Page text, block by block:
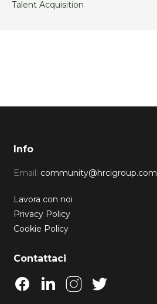
Talent Acquisition
Info
Email: community@hrcigroup.com
Lavora con noi
Privacy Policy
Cookie Policy
Contattaci